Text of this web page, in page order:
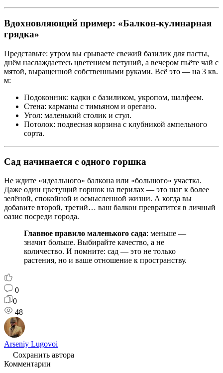
Вдохновляющий пример: «Балкон-кулинарная
грядка»
Представьте: утром вы срываете свежий базилик для пасты,
днём наслаждаетесь цветением петуний, а вечером пьёте чай с
мятой, выращенной собственными руками. Всё это — на 3 кв.
м:
Подоконник: кадки с базиликом, укропом, шалфеем.
Стена: карманы с тимьяном и орегано.
Угол: маленький столик и стул.
Потолок: подвесная корзина с клубникой ампельного
сорта.
Сад начинается с одного горшка
Не ждите «идеального» балкона или «большого» участка.
Даже один цветущий горшок на перилах — это шаг к более
зелёной, спокойной и осмысленной жизни. А когда вы
добавите второй, третий… ваш балкон превратится в личный
оазис посреди города.
Главное правило маленького сада: меньше —
значит больше. Выбирайте качество, а не
количество. И помните: сад — это не только
растения, но и ваше отношение к пространству.
0
0
48
Arseniy Lugovoi
Сохранить автора
Комментарии